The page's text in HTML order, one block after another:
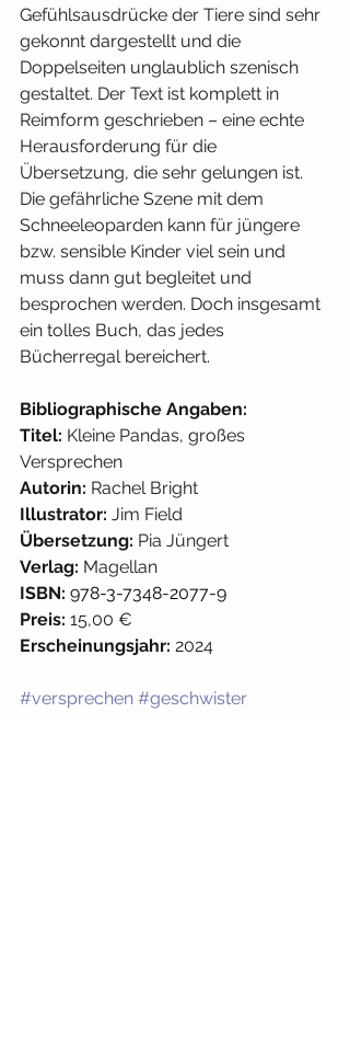
Gefühlsausdrücke der Tiere sind sehr
gekonnt dargestellt und die
Doppelseiten unglaublich szenisch
gestaltet. Der Text ist komplett in
Reimform geschrieben – eine echte
Herausforderung für die
Übersetzung, die sehr gelungen ist.
Die gefährliche Szene mit dem
Schneeleoparden kann für jüngere
bzw. sensible Kinder viel sein und
muss dann gut begleitet und
besprochen werden. Doch insgesamt
ein tolles Buch, das jedes
Bücherregal bereichert.
Bibliographische Angaben:
Titel: Kleine Pandas, großes
Versprechen
Autorin: Rachel Bright
Illustrator: Jim Field
Übersetzung: Pia Jüngert
Verlag: Magellan
ISBN: 978-3-7348-2077-9
Preis: 15,00 €
Erscheinungsjahr: 2024
#versprechen #geschwister